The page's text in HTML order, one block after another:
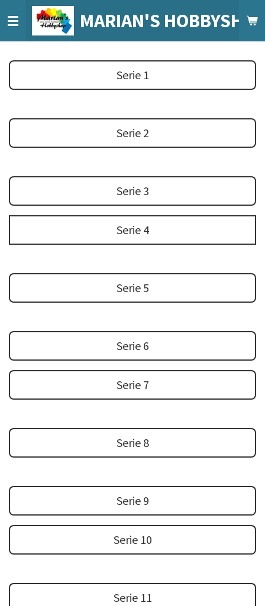
direct
naar
MARIAN'S
Serie 1
Serie 2
Serie 3
Serie 4
Serie 5
Serie 6
Serie 7
Serie 8
Serie 9
Serie 10
Serie 11